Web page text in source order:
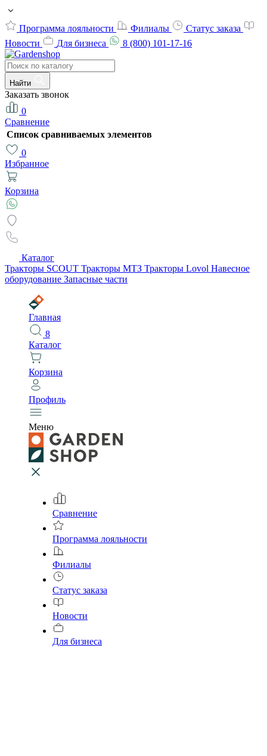
Программа лояльности Филиалы
Статус заказа
Новости
Для бизнеса 8 (800) 101-17-16
Найти
Заказать звонок
0
Сравнение
Список сравниваемых элементов
0
Избранное
Корзина
Каталог
Тракторы SCOUT Тракторы МТЗ Тракторы Lovol Навесное
оборудование Запасные части
Главная
8
Каталог
Корзина
Профиль
Меню
Сравнение
Программа лояльности
Филиалы
Статус заказа
Новости
Для бизнеса